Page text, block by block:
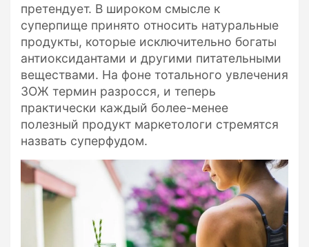
претендует. В широком смысле к
суперпище принято относить натуральные
продукты, которые исключительно богаты
антиоксидантами и другими питательными
веществами. На фоне тотального увлечения
ЗОЖ термин разросся, и теперь
практически каждый более-менее
полезный продукт маркетологи стремятся
назвать суперфудом.